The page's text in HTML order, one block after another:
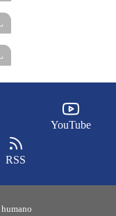
YouTube
RSS